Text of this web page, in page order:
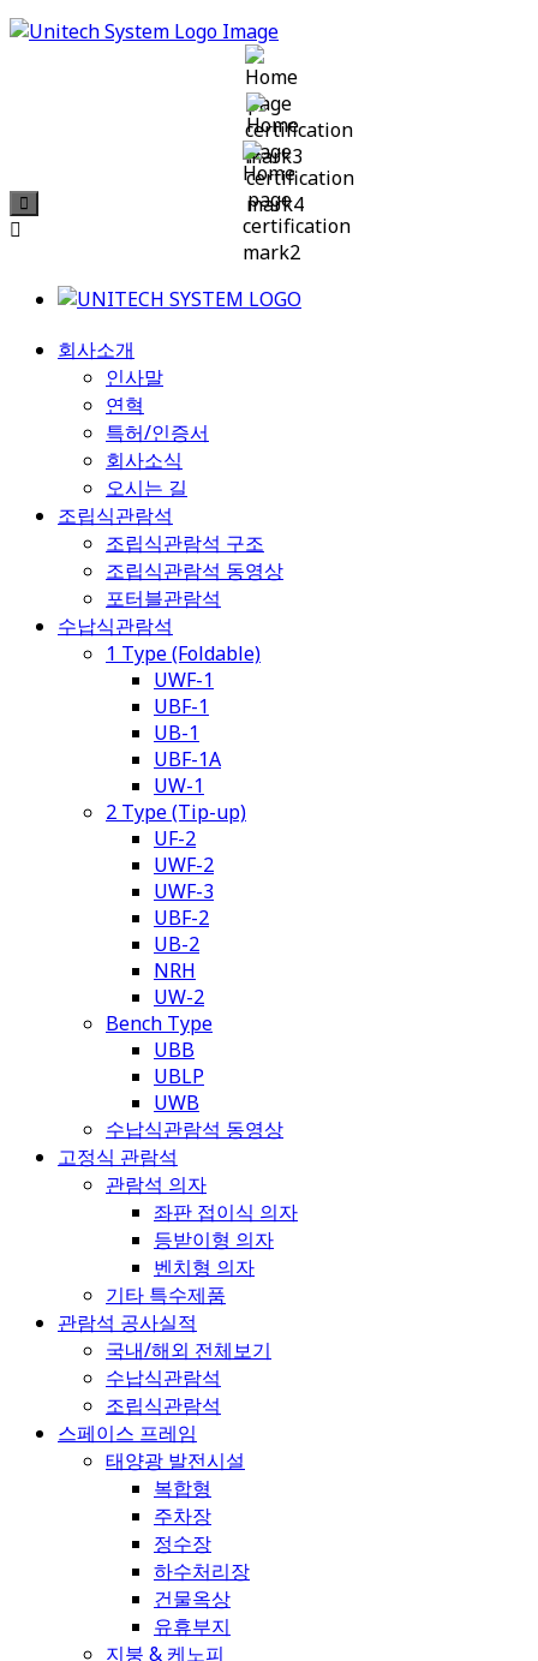
회사소개
인사말
연혁
특허/인증서
회사소식
오시는 길
조립식관람석
조립식관람석 구조
조립식관람석 동영상
포터블관람석
수납식관람석
1 Type (Foldable)
UWF-1
UBF-1
UB-1
UBF-1A
UW-1
2 Type (Tip-up)
UF-2
UWF-2
UWF-3
UBF-2
UB-2
NRH
UW-2
Bench Type
UBB
UBLP
UWB
수납식관람석 동영상
고정식 관람석
관람석 의자
좌판 접이식 의자
등받이형 의자
벤치형 의자
기타 특수제품
관람석 공사실적
국내/해외 전체보기
수납식관람석
조립식관람석
스페이스 프레임
태양광 발전시설
복합형
주차장
정수장
하수처리장
건물옥상
유휴부지
지붕 & 케노피